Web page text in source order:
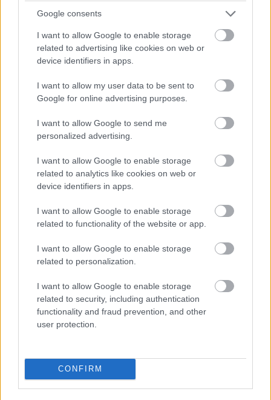
Google consents
I want to allow Google to enable storage
related to advertising like cookies on web or
device identifiers in apps.
I want to allow my user data to be sent to
Google for online advertising purposes.
I want to allow Google to send me
personalized advertising.
I want to allow Google to enable storage
related to analytics like cookies on web or
device identifiers in apps.
I want to allow Google to enable storage
related to functionality of the website or app.
I want to allow Google to enable storage
related to personalization.
I want to allow Google to enable storage
related to security, including authentication
functionality and fraud prevention, and other
user protection.
CONFIRM
ÉS ITT AZ ÚJABB DRÁMA! Keating stop&go
büntetést kap, mert kipörgette a kerekét a bokszban! A
csapatvezető bakija a Le Mans-i kategóriagyőzelembe
kerülhet!
Bergmeister, de a Keating következő, egyben utolsó kiállása
után valószínűleg beül majd a kétszeres Porsche Szuperkupa-,
illetve egyszeres Le Mans-i kategóriagyőztes Jeroen
Az éllovas Signatechbe visszaült Pierre Thiriet. Azóta
már el is telt a hiányzó hét másodperce... A francia úrvezető
a vb-cím felé viszi a #36-os autót, de egy hibával mindkettőt
elbukhatják.
Keating előnyéből.
13:43